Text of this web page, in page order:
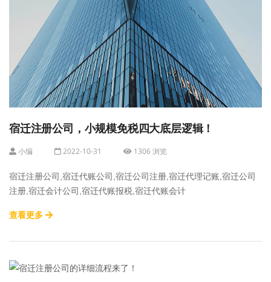
宿迁注册公司，小规模免税四大底层逻辑！
小编 2022-10-31 1306 浏览
宿迁注册公司,宿迁代账公司,宿迁公司注册,宿迁代理记账,宿迁公司
注册,宿迁会计公司,宿迁代账报税,宿迁代账会计
查看更多